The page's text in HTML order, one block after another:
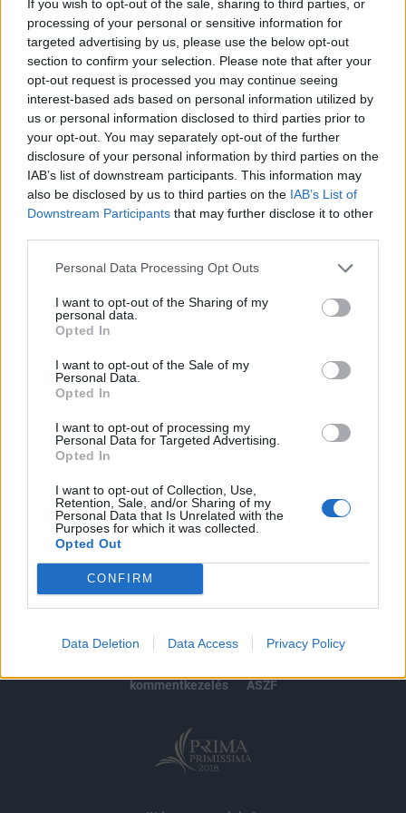
If you wish to opt-out of the sale, sharing to third parties, or
processing of your personal or sensitive information for
targeted advertising by us, please use the below opt-out
section to confirm your selection. Please note that after your
opt-out request is processed you may continue seeing
interest-based ads based on personal information utilized by
us or personal information disclosed to third parties prior to
your opt-out. You may separately opt-out of the further
disclosure of your personal information by third parties on the
IAB’s list of downstream participants. This information may
also be disclosed by us to third parties on the IAB’s List of
Downstream Participants that may further disclose it to other
Personal Data Processing Opt Outs
I want to opt-out of the Sharing of my
personal data.
Opted In
I want to opt-out of the Sale of my
Personal Data.
Opted In
I want to opt-out of processing my
Personal Data for Targeted Advertising.
Opted In
I want to opt-out of Collection, Use,
Retention, Sale, and/or Sharing of my
Personal Data that Is Unrelated with the
Purposes for which it was collected.
Opted Out
CONFIRM
Data Deletion Data Access Privacy Policy
Az igazgatóság feltöltötte tagokkal az operatív működés
integrációját felügyelő bizottságot, s elfogadtak több olyan
technikai intézkedést, amely a tőzsdék egyesülésének
irányába mutat.
KEDVES OLVASÓNK!
A keresett cikk a portfolio.hu hírarchívumához
tartozik, melynek olvasása előfizetéses
regisztrációhoz kötött.
Az előfizetés a következőket tartalmazza:
Portfolio.hu teljes cikkarchívum
Kötéslisták: BÉT elmúlt 2 év napon belüli
MÁR ELŐFIZETŐNK VAGY?
© 2026 Portfolio
kommentkezelés
ÁSZF